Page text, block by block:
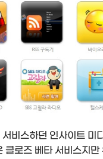
비스하던 인사이트 미
클로즈 베타 서비스지